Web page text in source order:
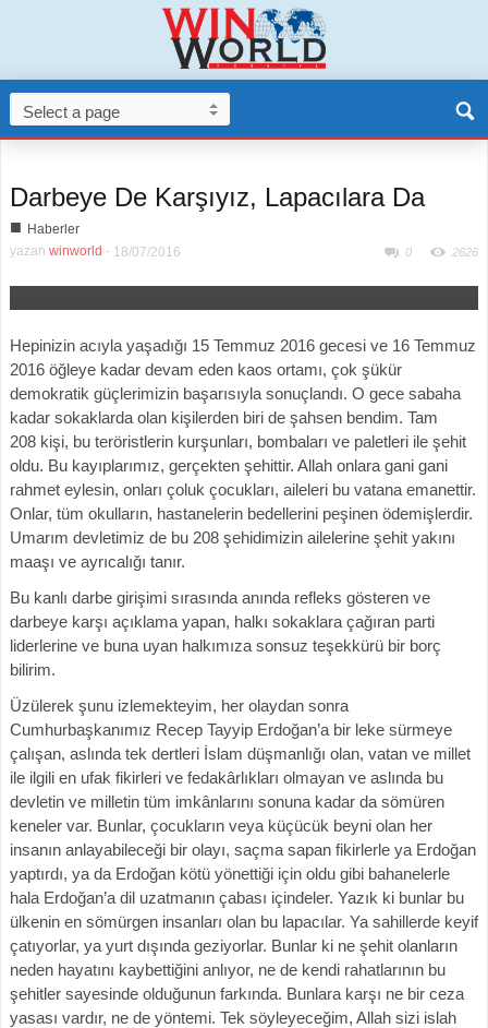
Darbeye De Karşıyız, Lapacılara Da
■ Haberler
yazan winworld - 18/07/2016 0 2626
Hepinizin acıyla yaşadığı 15 Temmuz 2016 gecesi ve 16 Temmuz
2016 öğleye kadar devam eden kaos ortamı, çok şükür
demokratik güçlerimizin başarısıyla sonuçlandı. O gece sabaha
kadar sokaklarda olan kişilerden biri de şahsen bendim. Tam
208 kişi, bu teröristlerin kurşunları, bombaları ve paletleri ile şehit
oldu. Bu kayıplarımız, gerçekten şehittir. Allah onlara gani gani
rahmet eylesin, onları çoluk çocukları, aileleri bu vatana emanettir.
Onlar, tüm okulların, hastanelerin bedellerini peşinen ödemişlerdir.
Umarım devletimiz de bu 208 şehidimizin ailelerine şehit yakını
maaşı ve ayrıcalığı tanır.
Bu kanlı darbe girişimi sırasında anında refleks gösteren ve
darbeye karşı açıklama yapan, halkı sokaklara çağıran parti
liderlerine ve buna uyan halkımıza sonsuz teşekkürü bir borç
bilirim.
Üzülerek şunu izlemekteyim, her olaydan sonra
Cumhurbaşkanımız Recep Tayyip Erdoğan’a bir leke sürmeye
çalışan, aslında tek dertleri İslam düşmanlığı olan, vatan ve millet
ile ilgili en ufak fikirleri ve fedakârlıkları olmayan ve aslında bu
devletin ve milletin tüm imkânlarını sonuna kadar da sömüren
keneler var. Bunlar, çocukların veya küçücük beyni olan her
insanın anlayabileceği bir olayı, saçma sapan fikirlerle ya Erdoğan
yaptırdı, ya da Erdoğan kötü yönettiği için oldu gibi bahanelerle
hala Erdoğan’a dil uzatmanın çabası içindeler. Yazık ki bunlar bu
ülkenin en sömürgen insanları olan bu lapacılar. Ya sahillerde keyif
çatıyorlar, ya yurt dışında geziyorlar. Bunlar ki ne şehit olanların
neden hayatını kaybettiğini anlıyor, ne de kendi rahatlarının bu
şehitler sayesinde olduğunun farkında. Bunlara karşı ne bir ceza
yasası vardır, ne de yöntemi. Tek söyleyeceğim, Allah sizi islah